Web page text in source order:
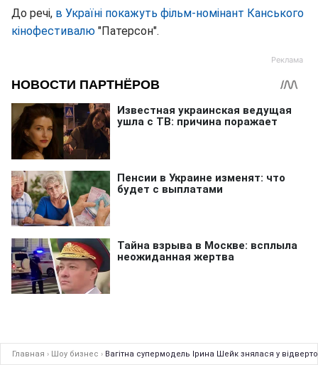
До речі, в Україні покажуть фільм-номінант Канського
кінофестивалю "Патерсон".
Главная › Шоу бизнес › Вагітна супермодель Ірина Шейк знялася у